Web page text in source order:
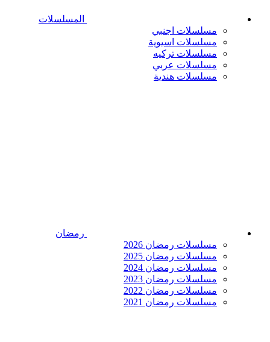
المسلسلات
مسلسلات اجنبي
مسلسلات اسيوية
مسلسلات تركيه
مسلسلات عربي
مسلسلات هندية
رمضان
مسلسلات رمضان 2026
مسلسلات رمضان 2025
مسلسلات رمضان 2024
مسلسلات رمضان 2023
مسلسلات رمضان 2022
مسلسلات رمضان 2021